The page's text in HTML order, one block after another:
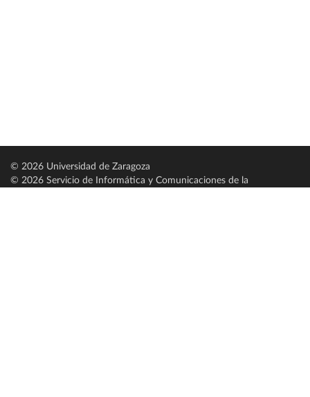
© 2026 Universidad de Zaragoza
© 2026 Servicio de Informática y Comunicaciones de la